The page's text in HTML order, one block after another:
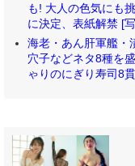
も! 大人の色気にも
に決定、表紙解禁 [
海老・あん肝軍艦・
穴子などネタ8種を
ゃりのにぎり寿司8